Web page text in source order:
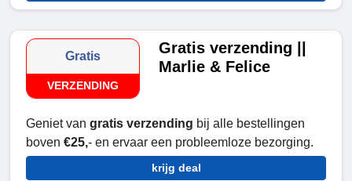
Gratis
VERZENDING
Gratis verzending ||
Marlie & Felice
Geniet van gratis verzending bij alle bestellingen
boven €25,- en ervaar een probleemloze bezorging.
krijg deal